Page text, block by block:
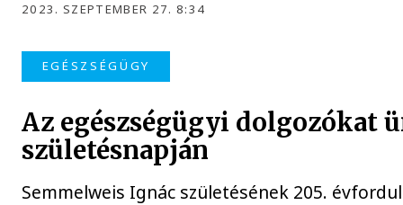
2023. SZEPTEMBER 27. 8:34
EGÉSZSÉGÜGY
Az egészségügyi dolgozókat
születésnapján
Semmelweis Ignác születésének 205.